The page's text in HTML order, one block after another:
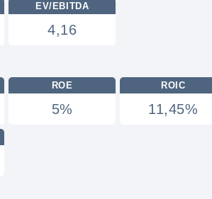
EV/EBITDA
4,16
ROE
5%
ROIC
11,45%